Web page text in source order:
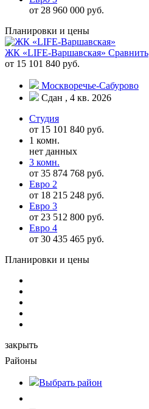
от 28 960 000 руб.
Планировки и цены
ЖК «LIFE-Варшавская» Сравнить
от 15 101 840 руб.
Москворечье-Сабурово
Сдан , 4 кв. 2026
Студия
от 15 101 840 руб.
1 комн.
нет данных
3 комн.
от 35 874 768 руб.
Евро 2
от 18 215 248 руб.
Евро 3
от 23 512 800 руб.
Евро 4
от 30 435 465 руб.
Планировки и цены
закрыть
Районы
Выбрать район